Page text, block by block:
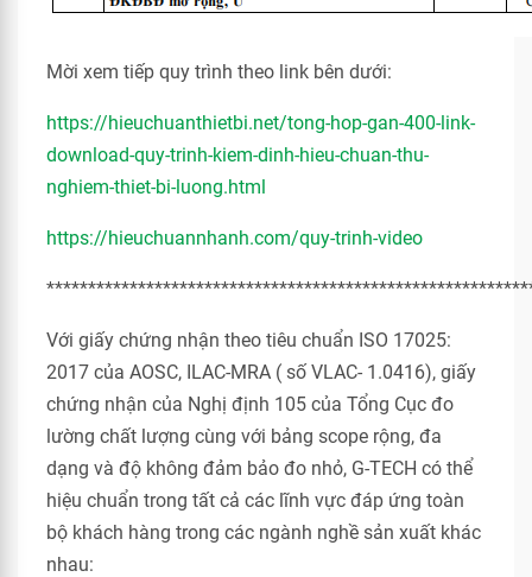
Mời xem tiếp quy trình theo link bên dưới:
https://hieuchuanthietbi.net/tong-hop-gan-400-link-
download-quy-trinh-kiem-dinh-hieu-chuan-thu-
nghiem-thiet-bi-luong.html
https://hieuchuannhanh.com/quy-trinh-video
Với giấy chứng nhận theo tiêu chuẩn ISO 17025:
2017 của AOSC, ILAC-MRA ( số VLAC- 1.0416), giấy
chứng nhận của Nghị định 105 của Tổng Cục đo
lường chất lượng cùng với bảng scope rộng, đa
dạng và độ không đảm bảo đo nhỏ, G-TECH có thể
hiệu chuẩn trong tất cả các lĩnh vực đáp ứng toàn
bộ khách hàng trong các ngành nghề sản xuất khác
nhau: